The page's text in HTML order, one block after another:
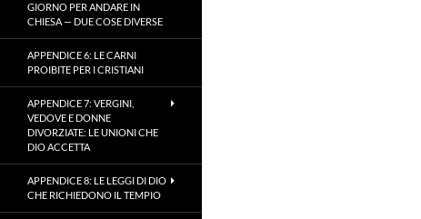
GIORNO PER ANDARE IN
CHIESA — DUE COSE DIVERSE
APPENDICE 6: LE CARNI
PROIBITE PER I CRISTIANI
APPENDICE 7: VERGINI,
VEDOVE E DONNE
DIVORZIATE: LE UNIONI CHE
DIO ACCETTA
APPENDICE 8: LE LEGGI DI DIO
CHE RICHIEDONO IL TEMPIO